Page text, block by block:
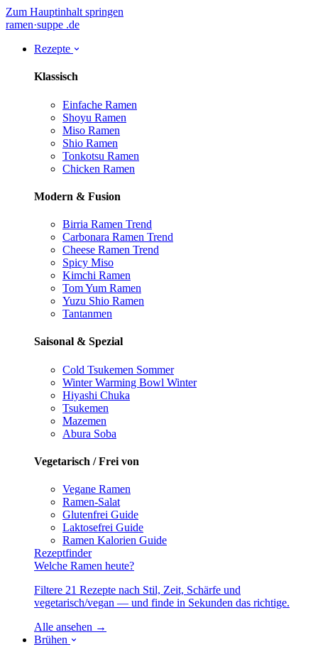
Zum Hauptinhalt springen
ramen·suppe .de
Rezepte
Klassisch
Einfache Ramen
Shoyu Ramen
Miso Ramen
Shio Ramen
Tonkotsu Ramen
Chicken Ramen
Modern & Fusion
Birria Ramen Trend
Carbonara Ramen Trend
Cheese Ramen Trend
Spicy Miso
Kimchi Ramen
Tom Yum Ramen
Yuzu Shio Ramen
Tantanmen
Saisonal & Spezial
Cold Tsukemen Sommer
Winter Warming Bowl Winter
Hiyashi Chuka
Tsukemen
Mazemen
Abura Soba
Vegetarisch / Frei von
Vegane Ramen
Ramen-Salat
Glutenfrei Guide
Laktosefrei Guide
Ramen Kalorien Guide
Rezeptfinder
Welche Ramen heute?
Filtere 21 Rezepte nach Stil, Zeit, Schärfe und
vegetarisch/vegan — und finde in Sekunden das richtige.
Alle ansehen →
Brühen